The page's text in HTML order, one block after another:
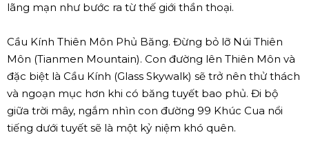
lãng mạn như bước ra từ thế giới thần thoại.
Cầu Kính Thiên Môn Phủ Băng. Đừng bỏ lỡ Núi Thiên
Môn (Tianmen Mountain). Con đường lên Thiên Môn và
đặc biệt là Cầu Kính (Glass Skywalk) sẽ trở nên thử thách
và ngoạn mục hơn khi có băng tuyết bao phủ. Đi bộ
giữa trời mây, ngắm nhìn con đường 99 Khúc Cua nổi
tiếng dưới tuyết sẽ là một kỷ niệm khó quên.